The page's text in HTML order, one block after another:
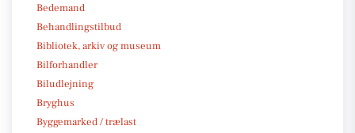
Bedemand
Behandlingstilbud
Bibliotek, arkiv og museum
Bilforhandler
Biludlejning
Bryghus
Byggemarked / trælast